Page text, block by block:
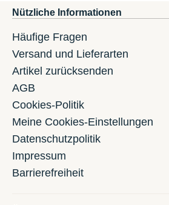
Nützliche Informationen
Häufige Fragen
Versand und Lieferarten
Artikel zurücksenden
AGB
Cookies-Politik
Meine Cookies-Einstellungen
Datenschutzpolitik
Impressum
Barrierefreiheit